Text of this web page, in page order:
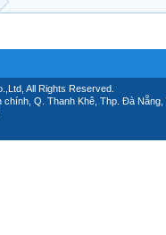
All Rights Reserved.
Q. Thanh Khê, Thp. Đà Nẵng,